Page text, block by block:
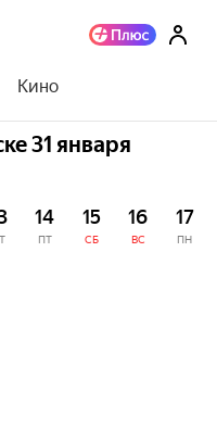
Кино
31 января
14
ПТ
15
СБ
16
ВС
17
ПН